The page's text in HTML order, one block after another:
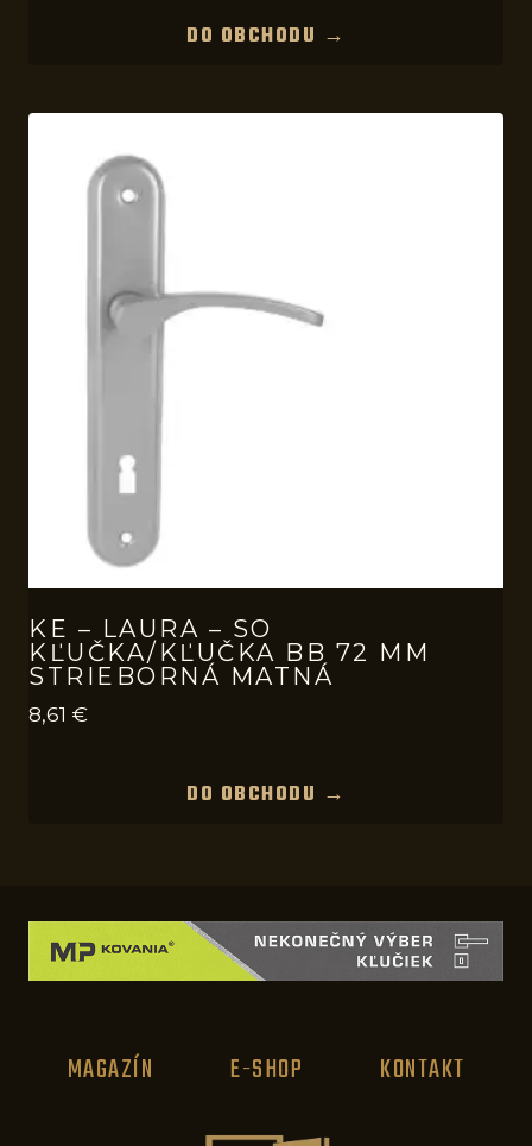
DO OBCHODU →
KE – LAURA – SO
KĽUČKA/KĽUČKA BB 72 MM
STRIEBORNÁ MATNÁ
8,61 €
DO OBCHODU →
MAGAZÍN E-SHOP KONTAKT